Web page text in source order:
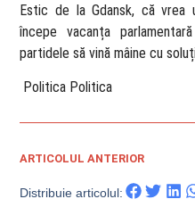
Estic de la Gdansk, că vrea
începe vacanța
partidele să vină mâine cu
​ Politica Politica
ARTICOLUL ANTERIOR
Distribuie articolul: